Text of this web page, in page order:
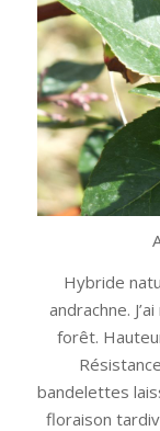
Hybride
andrachne.
forêt.
bandelettes
floraison